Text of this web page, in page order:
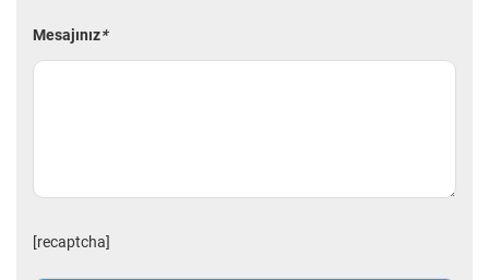
Mesajınız*
[recaptcha]